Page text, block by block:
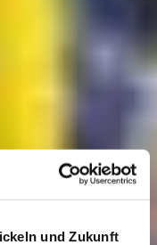
und Zukunft